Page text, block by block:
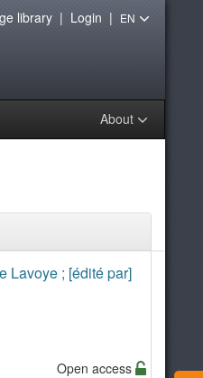
About
library| Login | EN
Lavoye ; [édité par]
Open access